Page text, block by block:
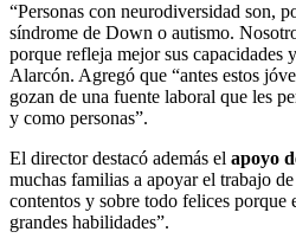
“Personas con neurodiversidad son,
síndrome de Down o autismo.
porque refleja mejor sus capacidades
Alarcón. Agregó que “antes estos
gozan de una fuente laboral que les
y como personas”.
El director destacó además el apoyo
muchas familias a apoyar el trabajo
contentos y sobre todo felices porque
grandes habilidades”.